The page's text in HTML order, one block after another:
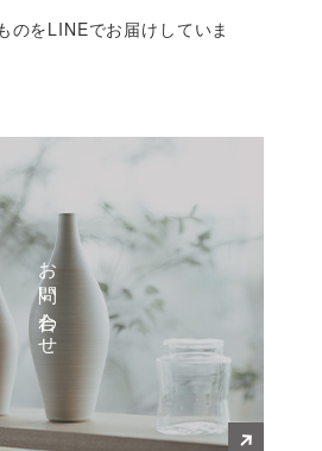
のをLINEでお届けしていま
お問い合わせ